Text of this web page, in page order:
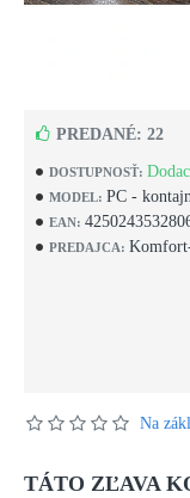
DOSTUPNOSŤ:
MODEL: PC -
EAN:
PREDAJCA:
PREDANÉ: 22
Na
TÁTO ZĽAVA